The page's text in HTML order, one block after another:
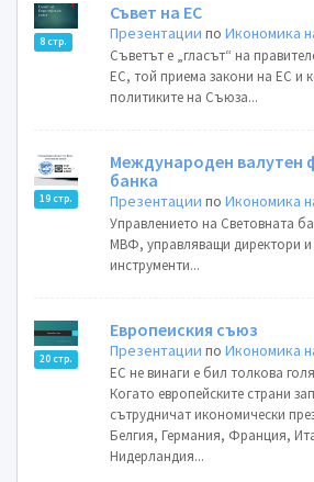
8 стр.
Съвет на ЕС
Презентации поИкономика
Съветът е „гласът“ на
ЕС, той приема закони на ЕС и
политиките на Съюза...
19 стр.
Международен валутен
банка
Презентации поИкономика
Управлението на Световната
МВФ, управляващи директори
инструменти...
20 стр.
Европеиския съюз
Презентации поИкономика
ЕС не винаги е бил толкова
Когато европейските страни
сътрудничат икономически
Белгия, Германия, Франция,
Нидерландия...